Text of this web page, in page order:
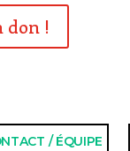
don !
/ ÉQUIPE